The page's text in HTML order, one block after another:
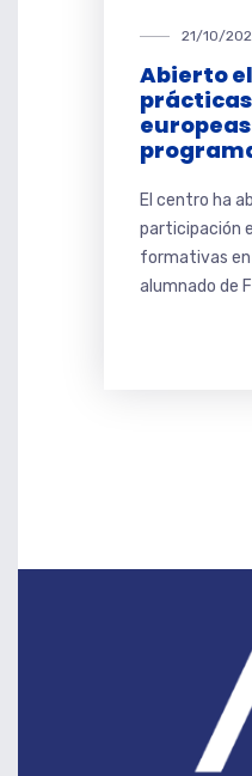
21/10/
Abierto
El centro ha
participación
formativas en
alumnado de